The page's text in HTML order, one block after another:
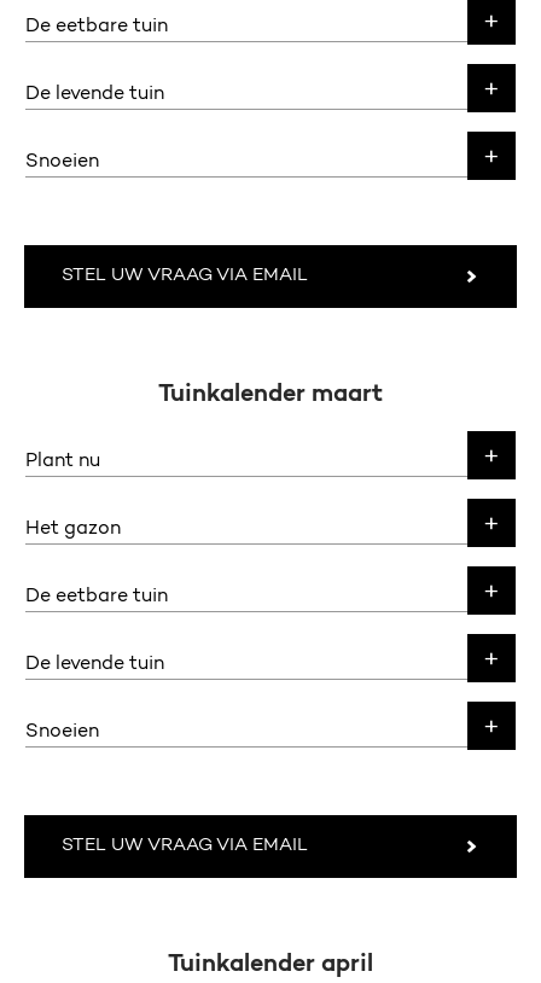
De eetbare tuin
De levende tuin
Snoeien
STEL UW VRAAG VIA EMAIL
Tuinkalender maart
Plant nu
Het gazon
De eetbare tuin
De levende tuin
Snoeien
STEL UW VRAAG VIA EMAIL
Tuinkalender april